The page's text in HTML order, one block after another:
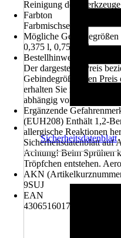
Reinigung der
Farbton
Farbmischservice
Mögliche
0,375 l, 0,75 l, 2 l
Bestellhinweis
Der dargestellte Preis
Gebindegröße. Den
erhalten Sie nach
abhängig von der
Ergänzende
(EUH208) Enthält 1,2-
allergische Reaktionen
Sicherheitsdatenblatt auf
Achtung! Beim Sprühen
Tröpfchen entstehen.
AKN
9SUJ
EAN
4306516017263,
Sicherheitsdatenblatt